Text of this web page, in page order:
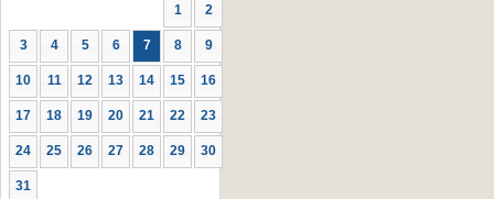
1 2
3 4 5 6 7 8 9
10 11 12 13 14 15 16
17 18 19 20 21 22 23
24 25 26 27 28 29 30
31